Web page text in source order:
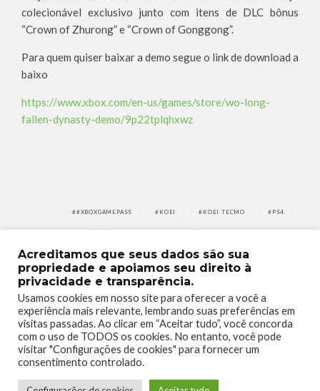
colecionável exclusivo junto com itens de DLC bônus
“Crown of Zhurong” e “Crown of Gonggong”.
Para quem quiser baixar a demo segue o link de download a
baixo
https://www.xbox.com/en-us/games/store/wo-long-
fallen-dynasty-demo/9p22tplqhxwz
#XBOXGAMEPASS KOEI KOEI TECMO PS4
XBOX SERIES XBOX SERIES X
0
Acreditamos que seus dados são sua
propriedade e apoiamos seu direito à
privacidade e transparência.
Usamos cookies em nosso site para oferecer a você a
experiência mais relevante, lembrando suas preferências em
visitas passadas. Ao clicar em “Aceitar tudo”, você concorda
com o uso de TODOS os cookies. No entanto, você pode
visitar "Configurações de cookies" para fornecer um
consentimento controlado.